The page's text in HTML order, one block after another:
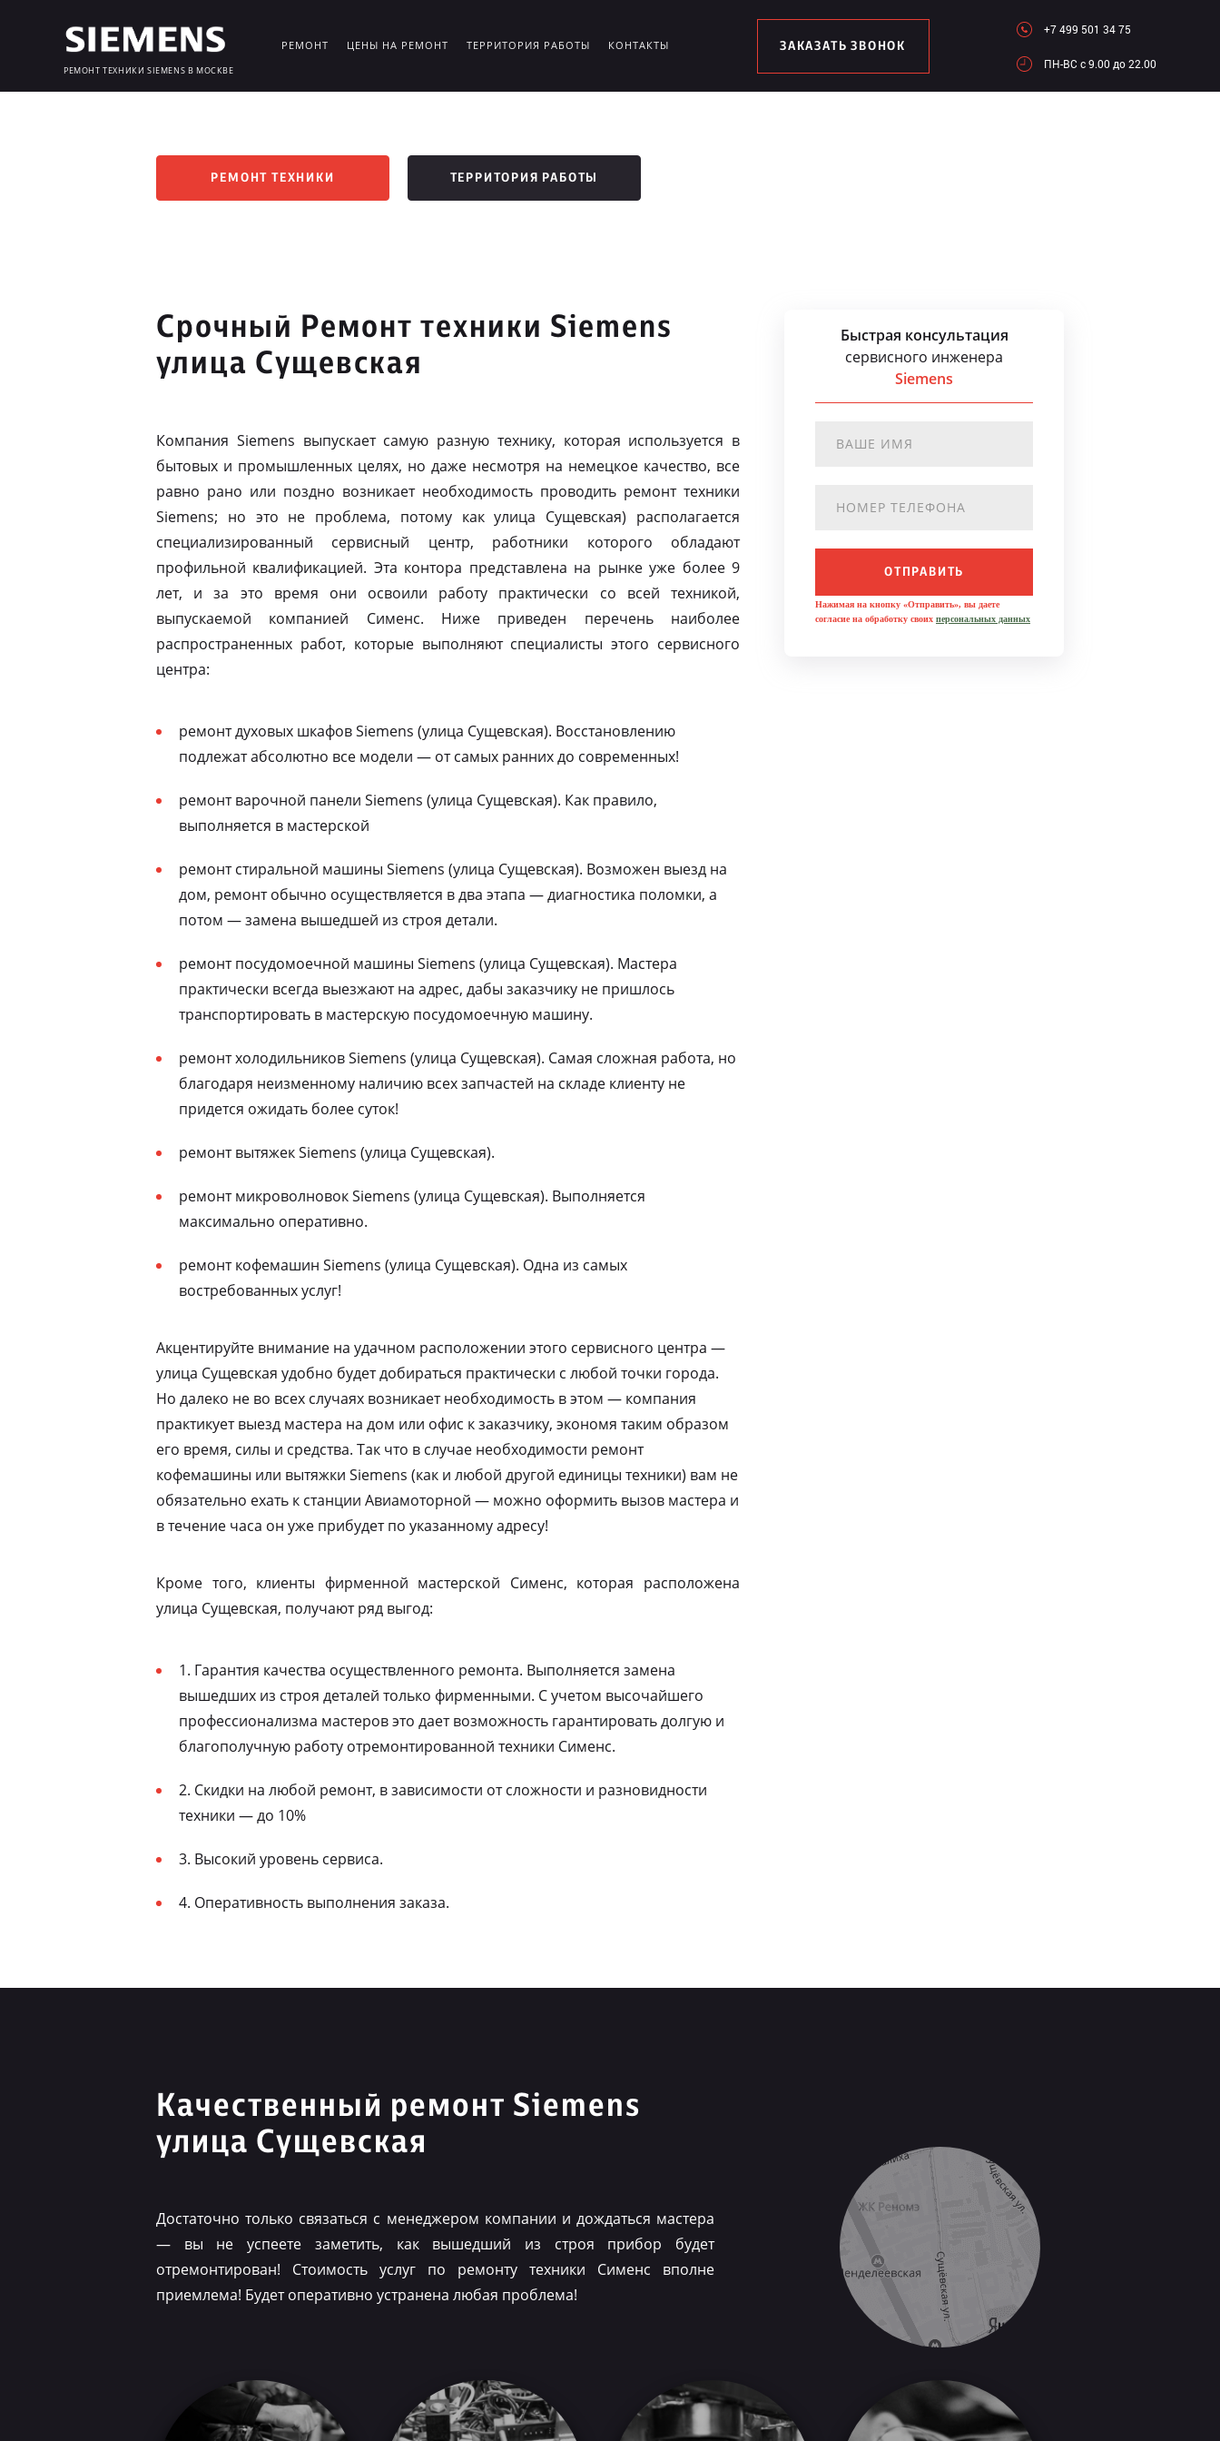
РЕМОНТ ТЕХНИКИ SIEMENS В МОСКВЕ
РЕМОНТ ЦЕНЫ НА РЕМОНТ ТЕРРИТОРИЯ РАБОТЫ КОНТАКТЫ ЗАКАЗАТЬ ЗВОНОК
+7 499 501 34 75
ПН-ВC c 9.00 до 22.00
РЕМОНТ ТЕХНИКИ ТЕРРИТОРИЯ РАБОТЫ
Срочный Ремонт техники Siemens
улица Сущевская
Компания Siemens выпускает самую разную технику, которая используется в
бытовых и промышленных целях, но даже несмотря на немецкое качество, все
равно рано или поздно возникает необходимость проводить ремонт техники
Siemens; но это не проблема, потому как улица Сущевская) располагается
специализированный сервисный центр, работники которого обладают
профильной квалификацией. Эта контора представлена на рынке уже более 9
лет, и за это время они освоили работу практически со всей техникой,
выпускаемой компанией Сименс. Ниже приведен перечень наиболее
распространенных работ, которые выполняют специалисты этого сервисного
центра:
ремонт духовых шкафов Siemens (улица Сущевская). Восстановлению
подлежат абсолютно все модели — от самых ранних до современных!
ремонт варочной панели Siemens (улица Сущевская). Как правило,
выполняется в мастерской
ремонт стиральной машины Siemens (улица Сущевская). Возможен выезд на
дом, ремонт обычно осуществляется в два этапа — диагностика поломки, а
потом — замена вышедшей из строя детали.
ремонт посудомоечной машины Siemens (улица Сущевская). Мастера
практически всегда выезжают на адрес, дабы заказчику не пришлось
транспортировать в мастерскую посудомоечную машину.
ремонт холодильников Siemens (улица Сущевская). Самая сложная работа, но
благодаря неизменному наличию всех запчастей на складе клиенту не
придется ожидать более суток!
ремонт вытяжек Siemens (улица Сущевская).
ремонт микроволновок Siemens (улица Сущевская). Выполняется
максимально оперативно.
ремонт кофемашин Siemens (улица Сущевская). Одна из самых
востребованных услуг!
Акцентируйте внимание на удачном расположении этого сервисного центра —
улица Сущевская удобно будет добираться практически с любой точки города.
Но далеко не во всех случаях возникает необходимость в этом — компания
практикует выезд мастера на дом или офис к заказчику, экономя таким образом
его время, силы и средства. Так что в случае необходимости ремонт
кофемашины или вытяжки Siemens (как и любой другой единицы техники) вам не
обязательно ехать к станции Авиамоторной — можно оформить вызов мастера и
в течение часа он уже прибудет по указанному адресу!
Кроме того, клиенты фирменной мастерской Сименс, которая расположена
улица Сущевская, получают ряд выгод:
1. Гарантия качества осуществленного ремонта. Выполняется замена
вышедших из строя деталей только фирменными. С учетом высочайшего
профессионализма мастеров это дает возможность гарантировать долгую и
благополучную работу отремонтированной техники Сименс.
2. Скидки на любой ремонт, в зависимости от сложности и разновидности
техники — до 10%
3. Высокий уровень сервиса.
4. Оперативность выполнения заказа.
Быстрая консультация
сервисного инженера
Siemens
ОТПРАВИТЬ
Нажимая на кнопку «Отправить», вы даете
согласие на обработку своих персональных данных
Качественный ремонт Siemens
улица Сущевская
Достаточно только связаться с менеджером компании и дождаться мастера
— вы не успеете заметить, как вышедший из строя прибор будет
отремонтирован! Стоимость услуг по ремонту техники Сименс вполне
приемлема! Будет оперативно устранена любая проблема!